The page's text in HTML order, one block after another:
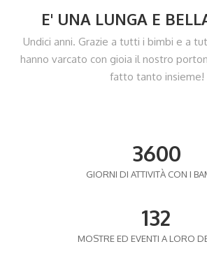
E' UNA LUNGA E
Undici anni. Grazie a tutti i bimbi e a
hanno varcato con gioia il nostro
fatto tanto insieme!
3600
GIORNI DI ATTIVITÀ CON I
132
MOSTRE ED EVENTI A LORO